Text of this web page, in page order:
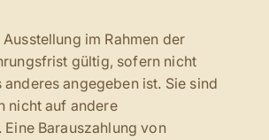
im Rahmen der
gültig, sofern nicht
angegeben ist. Sie sind
nicht auf andere
Barauszahlung von